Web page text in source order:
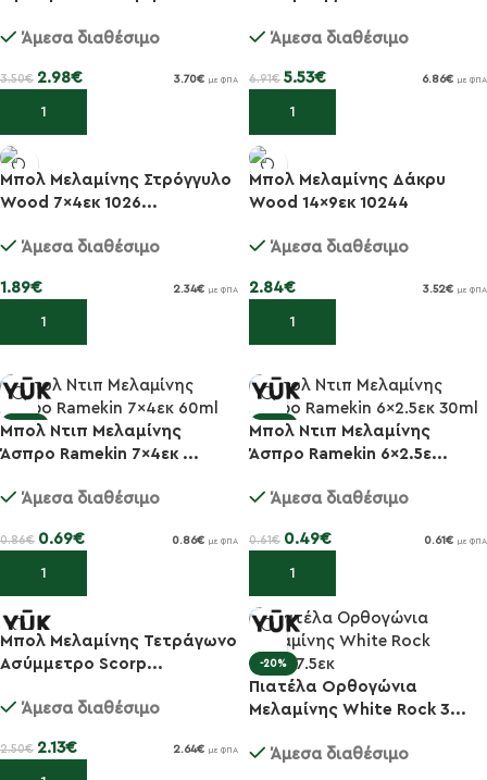
Άμεσα διαθέσιμο
3.50€ 2.98€ 3.70€ με ΦΠΑ
Προσθήκη στο καλάθι
Άμεσα διαθέσιμο
6.91€ 5.53€ 6.86€ με ΦΠΑ
Προσθήκη στο καλάθι
Μπολ Μελαμίνης Στρόγγυλο
Wood 7×4εκ 1026...
Άμεσα διαθέσιμο
1.89€ 2.34€ με ΦΠΑ
Προσθήκη στο καλάθι
Μπολ Μελαμίνης Δάκρυ
Wood 14×9εκ 10244
Άμεσα διαθέσιμο
2.84€ 3.52€ με ΦΠΑ
Προσθήκη στο καλάθι
-20%
Μπολ Ντιπ Μελαμίνης
Άσπρο Ramekin 7×4εκ ...
Άμεσα διαθέσιμο
0.86€ 0.69€ 0.86€ με ΦΠΑ
Προσθήκη στο καλάθι
-20%
Μπολ Ντιπ Μελαμίνης
Άσπρο Ramekin 6×2.5ε...
Άμεσα διαθέσιμο
0.61€ 0.49€ 0.61 € με ΦΠΑ
Προσθήκη στο καλάθι
-15%
Μπολ Μελαμίνης Τετράγωνο
Ασύμμετρο Scorp...
Άμεσα διαθέσιμο
2.50€ 2.13€ 2.64€ με ΦΠΑ
-20%
Πιατέλα Ορθογώνια
Μελαμίνης White Rock 3...
Άμεσα διαθέσιμο